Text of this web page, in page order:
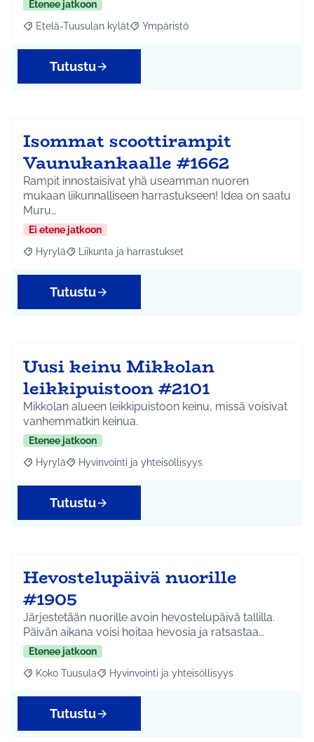
Etenee jatkoon
Rajaa tulokset aihepiirin mukaan: Etelä-Tuusulan kylät
Etelä-Tuusulan kylät Rajaa tulokset teeman mukaan:
Ympäristö
Tutustu
Isommat scoottirampit
Vaunukankaalle #1662
Rampit innostaisivat yhä useamman nuoren
mukaan liikunnalliseen harrastukseen! Idea on saatu
Muru…
Ei etene jatkoon
Rajaa tulokset aihepiirin mukaan: Hyrylä
Hyrylä Rajaa tulokset teeman mukaan: Liikunta ja
Liikunta ja harrastukset
Tutustu
Uusi keinu Mikkolan
leikkipuistoon #2101
Mikkolan alueen leikkipuistoon keinu, missä voisivat
vanhemmatkin keinua.
Etenee jatkoon
Rajaa tulokset aihepiirin mukaan: Hyrylä
Hyrylä Rajaa tulokset teeman mukaan: Hyvinvointi ja
Hyvinvointi ja yhteisöllisyys
Tutustu
Hevostelupäivä nuorille
#1905
Järjestetään nuorille avoin hevostelupäivä tallilla.
Päivän aikana voisi hoitaa hevosia ja ratsastaa…
Etenee jatkoon
Rajaa tulokset aihepiirin mukaan: Koko Tuusula
Koko Tuusula Rajaa tulokset teeman mukaan: Hyvinvointi ja
Hyvinvointi ja yhteisöllisyys
Tutustu